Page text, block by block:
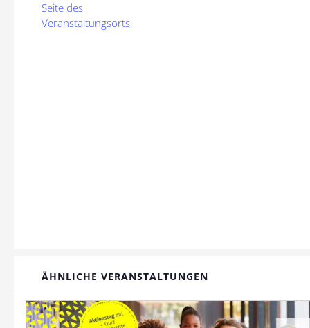
Seite des
Veranstaltungsorts
ÄHNLICHE VERANSTALTUNGEN